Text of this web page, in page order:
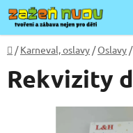
Přejít
na
obsah
Domů
/ Karneval, oslavy /Oslavy /
Rekvizity